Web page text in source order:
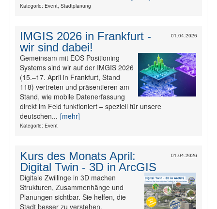
Kategorie: Event, Stadtplanung
01.04.2026
IMGIS 2026 in Frankfurt -
wir sind dabei!
Gemeinsam mit EOS Positioning
Systems sind wir auf der IMGIS 2026
(15.–17. April in Frankfurt, Stand
118) vertreten und präsentieren am
Stand, wie mobile Datenerfassung
direkt im Feld funktioniert – speziell für unsere
deutschen... [mehr]
Kategorie: Event
01.04.2026
Kurs des Monats April:
Digital Twin - 3D in ArcGIS
Digitale Zwillinge in 3D machen
Strukturen, Zusammenhänge und
Planungen sichtbar. Sie helfen, die
Stadt besser zu verstehen,